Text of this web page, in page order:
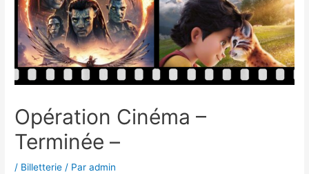
Opération Cinéma –
Terminée –
/ Billetterie / Paradmin